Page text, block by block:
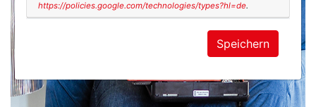
https://policies.google.com/technologies/types?hl=de.
Speichern